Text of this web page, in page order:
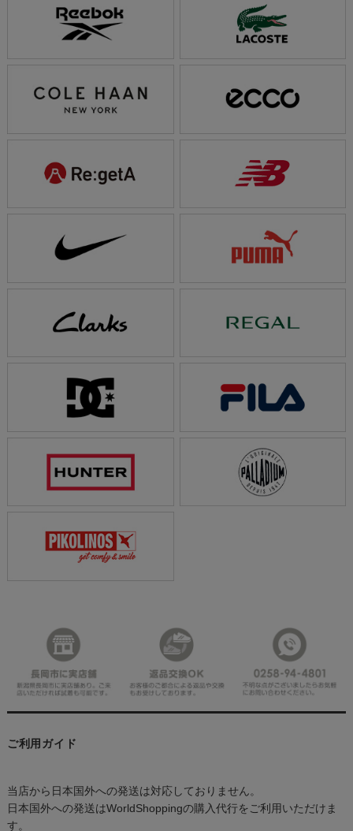
ご利用ガイド
当店から日本国外への発送は対応しておりません。
日本国外への発送はWorldShoppingの購入代行をご利用いただけま
す。